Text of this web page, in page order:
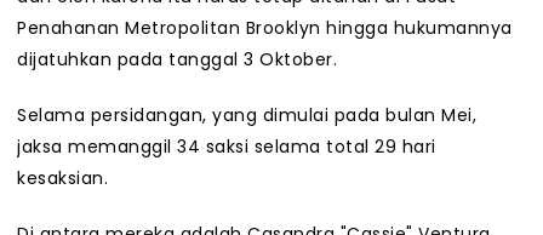
Penahanan Metropolitan Brooklyn hingga hukumannya
dijatuhkan pada tanggal 3 Oktober.
Selama persidangan, yang dimulai pada bulan Mei,
jaksa memanggil 34 saksi selama total 29 hari
kesaksian.